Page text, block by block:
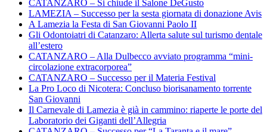
CATANZARO – Si chiude il Salone DeGusto
LAMEZIA – Successo per la sesta giornata di donazione Avis
A Lamezia la Festa di San Giovanni Paolo II
Gli Odontoiatri di Catanzaro: Allerta salute sul turismo dentale
all’estero
CATANZARO – Alla Dulbecco avviato programma “mini-
circolazione extracorporea”
CATANZARO – Successo per il Materia Festival
La Pro Loco di Nicotera: Concluso biorisanamento torrente
San Giovanni
Il Carnevale di Lamezia è già in cammino: riaperte le porte del
Laboratorio dei Giganti dell’Allegria